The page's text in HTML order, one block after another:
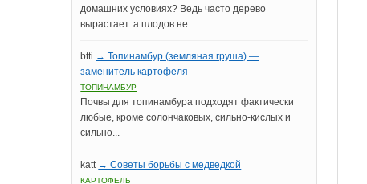
домашних условиях? Ведь часто дерево
вырастает. а плодов не...
btti → Топинамбур (земляная груша) —
заменитель картофеля
ТОПИНАМБУР
Почвы для топинамбура подходят фактически
любые, кроме солончаковых, сильно-кислых и
сильно...
katt → Советы борьбы с медведкой
КАРТОФЕЛЬ